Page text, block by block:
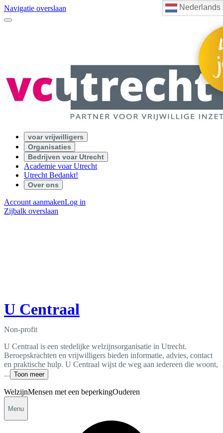
Nederlands
Navigatie overslaan
voar vrijwilligers
Organisaties
Bedrijven voar Utrecht
Academie voar Utrecht
Utrecht Bedankt!
Over ons
Account aanmakenLog in
Zijbalk overslaan
U Centraal
Non-profit
U Centraal is een stedelijke welzijnsorganisatie in Utrecht.
Beroepskrachten en vrijwilligers bieden informatie, advies, contact
en praktische hulp. U Centraal wijst de weg aan iedereen die woont,
... Toon meer
WelzijnMensen met een beperkingOuderen
Menu